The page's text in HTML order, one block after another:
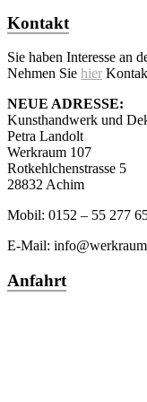
Kontakt
Sie haben Interesse an
Nehmen Sie hier
NEUE ADRESSE:
Kunsthandwerk und
Petra Landolt
Werkraum 107
Rotkehlchenstrasse 5
28832 Achim
Mobil: 0152 – 55 277
E-Mail:
Anfahrt